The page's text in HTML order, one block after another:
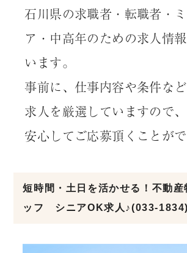
石川県の求職者・転職者・
ア・中高年のための求人情
います。
事前に、仕事内容や条件な
求人を厳選していますので、
安心してご応募頂くことがで
短時間・土日を活かせる！不動産
ッフ シニアOK求人♪(033-1834)